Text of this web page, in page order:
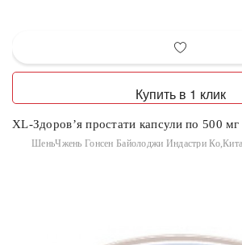
Купить в 1 клик
XL-Здоров’я простати капсули по 500
ШеньЧжень Гонсен Байолоджи Индастри